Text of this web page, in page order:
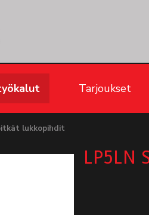
Tarjoukset
lukkopihdit
LP5LN